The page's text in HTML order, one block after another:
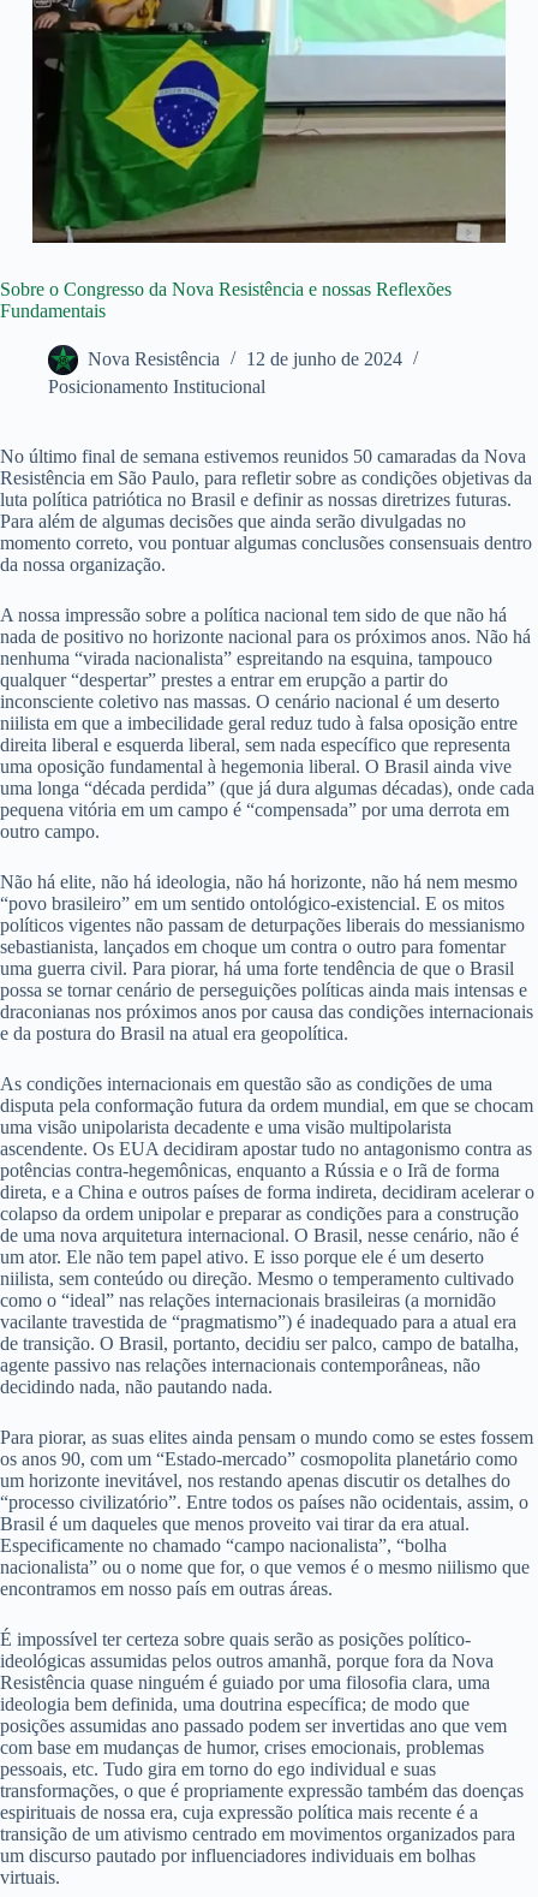
Sobre o Congresso da Nova Resistência e nossas Reflexões
Fundamentais
Nova Resistência
12 de junho de 2024
Posicionamento Institucional
No último final de semana estivemos reunidos 50 camaradas da Nova
Resistência em São Paulo, para refletir sobre as condições objetivas da
luta política patriótica no Brasil e definir as nossas diretrizes futuras.
Para além de algumas decisões que ainda serão divulgadas no
momento correto, vou pontuar algumas conclusões consensuais dentro
da nossa organização.
A nossa impressão sobre a política nacional tem sido de que não há
nada de positivo no horizonte nacional para os próximos anos. Não há
nenhuma “virada nacionalista” espreitando na esquina, tampouco
qualquer “despertar” prestes a entrar em erupção a partir do
inconsciente coletivo nas massas. O cenário nacional é um deserto
niilista em que a imbecilidade geral reduz tudo à falsa oposição entre
direita liberal e esquerda liberal, sem nada específico que representa
uma oposição fundamental à hegemonia liberal. O Brasil ainda vive
uma longa “década perdida” (que já dura algumas décadas), onde cada
pequena vitória em um campo é “compensada” por uma derrota em
outro campo.
Não há elite, não há ideologia, não há horizonte, não há nem mesmo
“povo brasileiro” em um sentido ontológico-existencial. E os mitos
políticos vigentes não passam de deturpações liberais do messianismo
sebastianista, lançados em choque um contra o outro para fomentar
uma guerra civil. Para piorar, há uma forte tendência de que o Brasil
possa se tornar cenário de perseguições políticas ainda mais intensas e
draconianas nos próximos anos por causa das condições internacionais
e da postura do Brasil na atual era geopolítica.
As condições internacionais em questão são as condições de uma
disputa pela conformação futura da ordem mundial, em que se chocam
uma visão unipolarista decadente e uma visão multipolarista
ascendente. Os EUA decidiram apostar tudo no antagonismo contra as
potências contra-hegemônicas, enquanto a Rússia e o Irã de forma
direta, e a China e outros países de forma indireta, decidiram acelerar o
colapso da ordem unipolar e preparar as condições para a construção
de uma nova arquitetura internacional. O Brasil, nesse cenário, não é
um ator. Ele não tem papel ativo. E isso porque ele é um deserto
niilista, sem conteúdo ou direção. Mesmo o temperamento cultivado
como o “ideal” nas relações internacionais brasileiras (a mornidão
vacilante travestida de “pragmatismo”) é inadequado para a atual era
de transição. O Brasil, portanto, decidiu ser palco, campo de batalha,
agente passivo nas relações internacionais contemporâneas, não
decidindo nada, não pautando nada.
Para piorar, as suas elites ainda pensam o mundo como se estes fossem
os anos 90, com um “Estado-mercado” cosmopolita planetário como
um horizonte inevitável, nos restando apenas discutir os detalhes do
“processo civilizatório”. Entre todos os países não ocidentais, assim, o
Brasil é um daqueles que menos proveito vai tirar da era atual.
Especificamente no chamado “campo nacionalista”, “bolha
nacionalista” ou o nome que for, o que vemos é o mesmo niilismo que
encontramos em nosso país em outras áreas.
É impossível ter certeza sobre quais serão as posições político-
ideológicas assumidas pelos outros amanhã, porque fora da Nova
Resistência quase ninguém é guiado por uma filosofia clara, uma
ideologia bem definida, uma doutrina específica; de modo que
posições assumidas ano passado podem ser invertidas ano que vem
com base em mudanças de humor, crises emocionais, problemas
pessoais, etc. Tudo gira em torno do ego individual e suas
transformações, o que é propriamente expressão também das doenças
espirituais de nossa era, cuja expressão política mais recente é a
transição de um ativismo centrado em movimentos organizados para
um discurso pautado por influenciadores individuais em bolhas
virtuais.